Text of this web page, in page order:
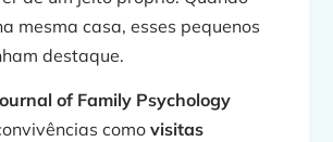
mesma casa, esses pequenos
destaque.
of Family Psychology
comovisitas